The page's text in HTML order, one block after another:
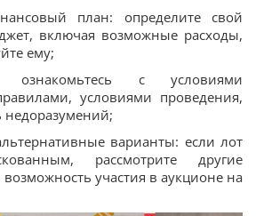
план: определите свой
включая возможные расходы,
ему;
ознакомьтесь с условиями
условиями проведения,
недоразумений;
варианты: если лот
рассмотрите другие
участия в аукционе на